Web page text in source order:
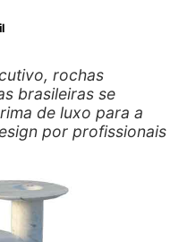
rochas
brasileiras se
de luxo para a
por profissionais